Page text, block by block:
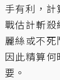
手有利，計
戰估計斬
麗絲或不
因此精算何
要。